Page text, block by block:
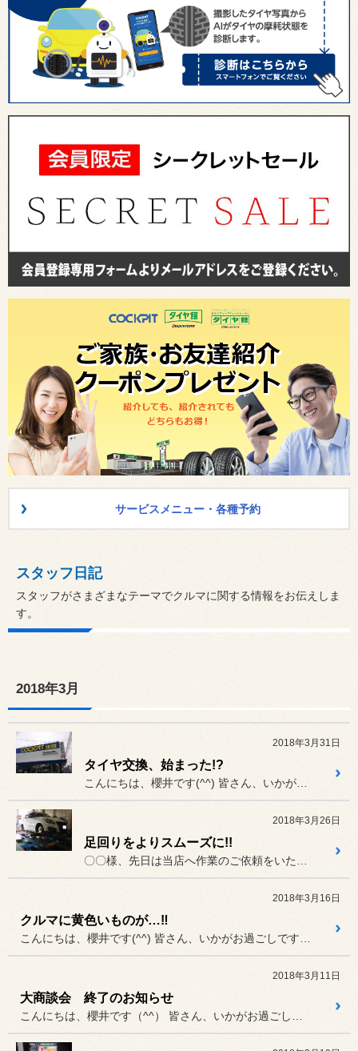
サービスメニュー・各種予約
スタッフ日記
スタッフがさまざまなテーマでクルマに関する情報をお伝えしま
す。
2018年3月
2018年3月31日
タイヤ交換、始まった!?
2018年3月26日
足回りをよりスムーズに!!
2018年3月16日
クルマに黄色いものが…‼︎
2018年3月11日
大商談会 終了のお知らせ